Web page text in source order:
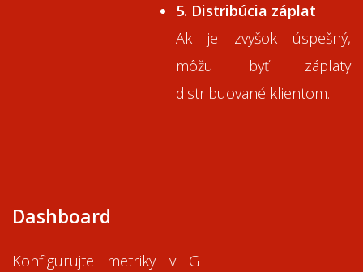
5. Distribúcia záplat
Ak je zvyšok úspešný,
môžu byť záplaty
distribuované klientom.
Dashboard
Konfigurujte metriky v G